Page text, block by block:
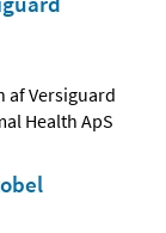
af Versiguard
Health ApS